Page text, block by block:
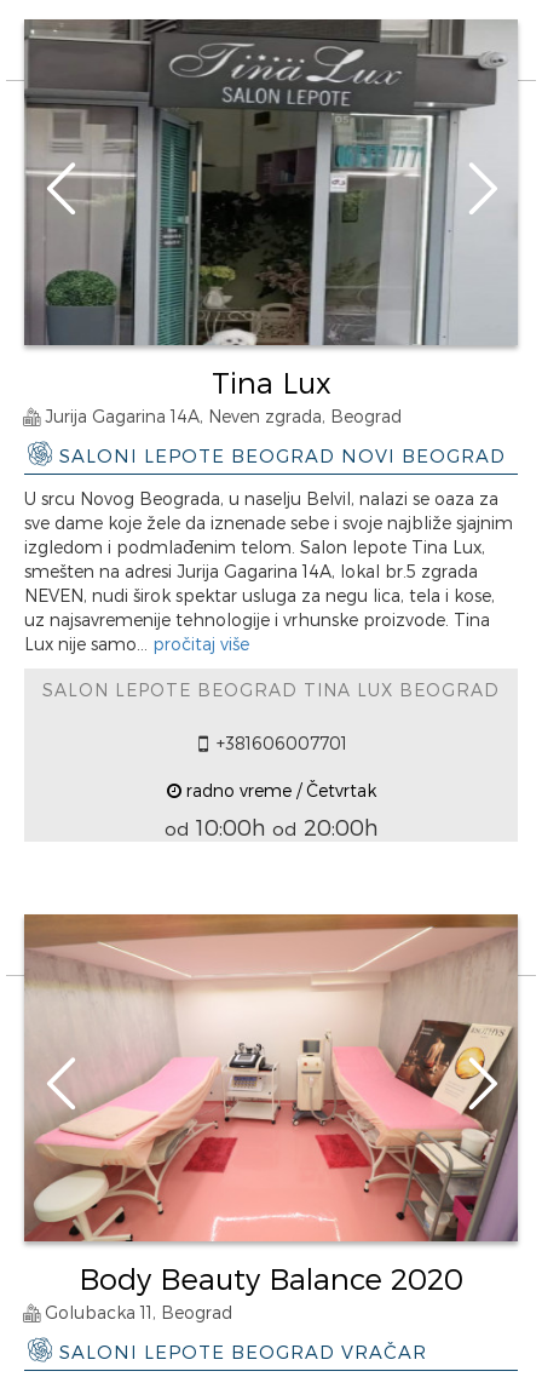
Tina Lux
Jurija Gagarina 14A, Neven zgrada, Beograd
SALONI LEPOTE BEOGRAD NOVI BEOGRAD
U srcu Novog Beograda, u naselju Belvil, nalazi se oaza za
sve dame koje žele da iznenade sebe i svoje najbliže sjajnim
izgledom i podmlađenim telom. Salon lepote Tina Lux,
smešten na adresi Jurija Gagarina 14A, lokal br.5 zgrada
NEVEN, nudi širok spektar usluga za negu lica, tela i kose,
uz najsavremenije tehnologije i vrhunske proizvode. Tina
Lux nije samo... pročitaj više
SALON LEPOTE BEOGRAD TINA LUX BEOGRAD
+381606007701
radno vreme / Četvrtak
od 10:00h od 20:00h
Body Beauty Balance 2020
Golubacka 11, Beograd
SALONI LEPOTE BEOGRAD VRAČAR